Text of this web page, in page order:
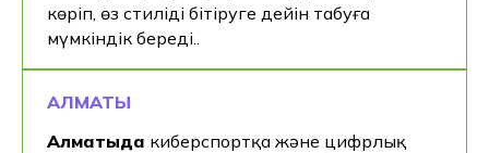
көріп, өз стиліңді бітіруге дейін табуға
мүмкіндік береді..
АЛМАТЫ
Алматыда киберспортқа және цифрлық